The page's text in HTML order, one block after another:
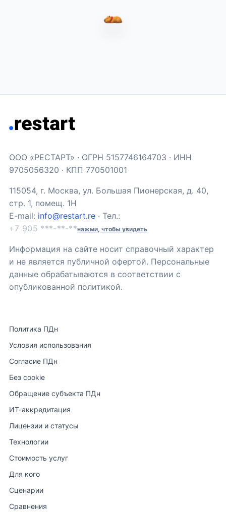
Капибара Варвара спит и
ООО «РЕСТАРТ» · ОГРН 5157746164703 · ИНН
9705056320 · КПП 770501001
115054, г. Москва, ул. Большая Пионерская, д. 40,
стр. 1, помещ. 1Н
E-mail: info@restart.re · Тел.:
+7 905 ***-**-**нажми, чтобы увидеть
Информация на сайте носит справочный характер
и не является публичной офертой. Персональные
данные обрабатываются в соответствии с
опубликованной политикой.
Политика ПДн
Условия использования
Согласие ПДн
Без cookie
Обращение субъекта ПДн
ИТ-аккредитация
Лицензии и статусы
Технологии
Стоимость услуг
Для кого
Сценарии
Сравнения